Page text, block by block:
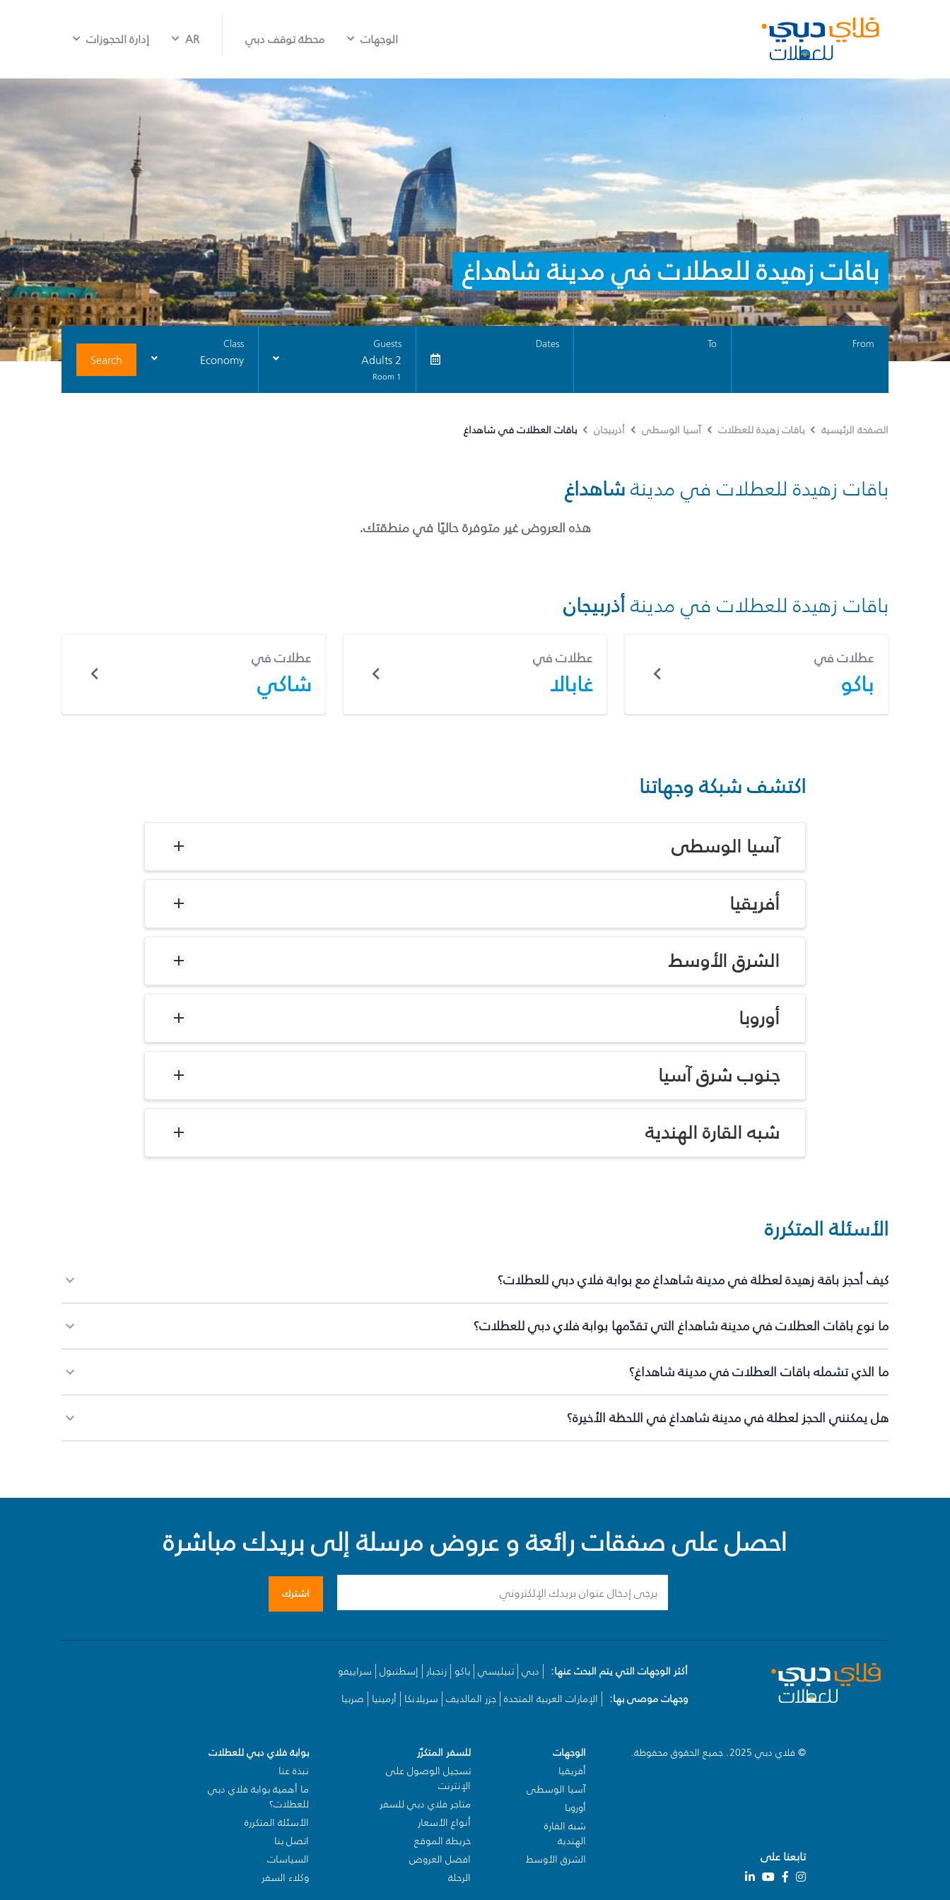
الوجهات محطة توقف دبي AR إدارة الحجوزات
باقات زهيدة للعطلات في مدينة شاهداغ
From
To
Dates
Guests
2 Adults
1 Room
Class
Economy
Search
الصفحة الرئيسية باقات زهيدة للعطلات آسيا الوسطى أذربيجان باقات العطلات في شاهداغ
باقات زهيدة للعطلات في مدينةشاهداغ
هذه العروض غير متوفرة حاليًا في منطقتك.
باقات زهيدة للعطلات في مدينةأذربيجان
عطلات في
باكو
عطلات في
غابالا
عطلات في
شاكي
اكتشف شبكة وجهاتنا
آسيا الوسطى
أفريقيا
الشرق الأوسط
أوروبا
جنوب شرق آسيا
شبه القارة الهندية
الأسئلة المتكررة
كيف أحجز باقة زهيدة لعطلة في مدينة شاهداغ مع بوابة فلاي دبي للعطلات؟
ما نوع باقات العطلات في مدينة شاهداغ التي تقدّمها بوابة فلاي دبي للعطلات؟
ما الذي تشمله باقات العطلات في مدينة شاهداغ؟
هل يمكنني الحجز لعطلة في مدينة شاهداغ في اللحظة الأخيرة؟
احصل على صفقات رائعة و عروض مرسلة إلى بريدك مباشرة
اشترك
أكثر الوجهات التي يتم البحث عنها: دبي تبيليسي باكو زنجبار إسطنبول سراييفو
وجهات موصى بها:
الإمارات العربية المتحدة جزر المالديف سريلانكا أرمينيا صربيا
© فلاي دبي 2025. جميع الحقوق محفوظة.
تابعنا على
الوجهات
أفريقيا
آسيا الوسطى
أوروبا
شبه القارة
الهندية
الشرق الأوسط
للسفر المتكرّر
تسجيل الوصول على
الإنترنت
متاجر فلاي دبي للسفر
أنواع الأسعار
خريطة الموقع
افضل العروض
الرحلة
بوابة فلاي دبي للعطلات
نبذة عنا
ما أهمية بوابة فلاي دبي
للعطلات؟
الأسئلة المتكررة
اتصل بنا
السياسات
وكلاء السفر